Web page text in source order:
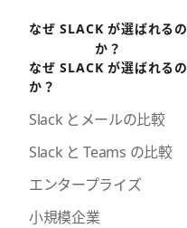
なぜ SLACK が選ばれるの
か？
なぜ SLACK が選ばれるの
か？
Slack とメールの比較
Slack と Teams の比較
エンタープライズ
小規模企業